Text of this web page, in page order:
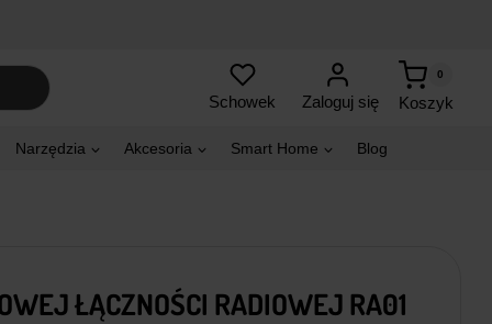
Schowek Zaloguj się Koszyk
0
Narzędzia Akcesoria Smart Home Blog
ŁĄCZNOŚCI RADIOWEJ RA01